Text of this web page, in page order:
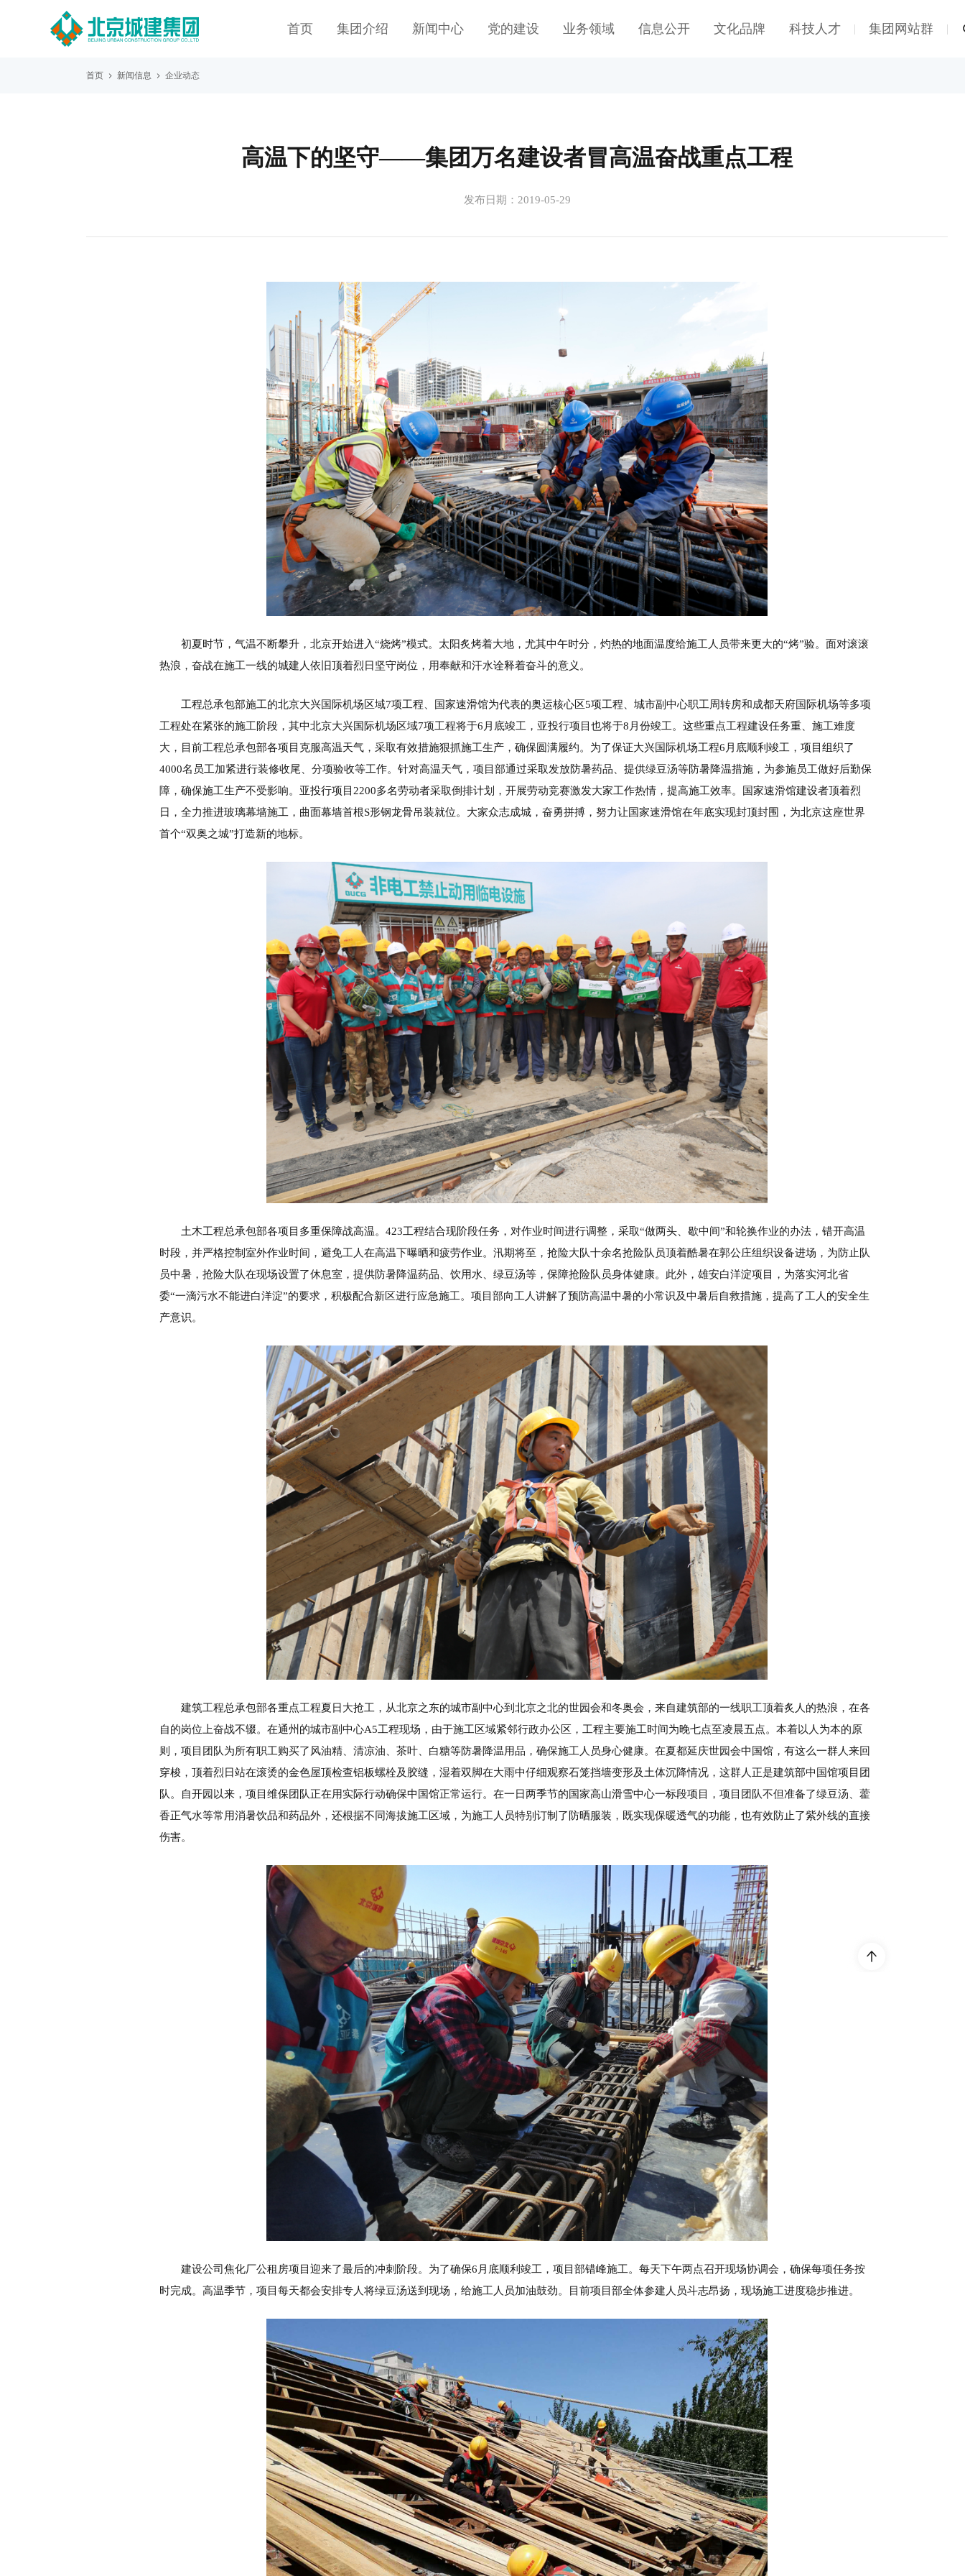
首页 集团介绍 新闻中心 党的建设 业务领域 信息公开 文化品牌 科技人才 | 集团网站群 |
首页 新闻信息 企业动态
高温下的坚守——集团万名建设者冒高温奋战重点工程
发布日期：2019-05-29
初夏时节，气温不断攀升，北京开始进入“烧烤”模式。太阳炙烤着大地，尤其中午时分，灼热的地面温度给施工人员带来更大的“烤”验。面对滚滚
热浪，奋战在施工一线的城建人依旧顶着烈日坚守岗位，用奉献和汗水诠释着奋斗的意义。
工程总承包部施工的北京大兴国际机场区域7项工程、国家速滑馆为代表的奥运核心区5项工程、城市副中心职工周转房和成都天府国际机场等多项
工程处在紧张的施工阶段，其中北京大兴国际机场区域7项工程将于6月底竣工，亚投行项目也将于8月份竣工。这些重点工程建设任务重、施工难度
大，目前工程总承包部各项目克服高温天气，采取有效措施狠抓施工生产，确保圆满履约。为了保证大兴国际机场工程6月底顺利竣工，项目组织了
4000名员工加紧进行装修收尾、分项验收等工作。针对高温天气，项目部通过采取发放防暑药品、提供绿豆汤等防暑降温措施，为参施员工做好后勤保
障，确保施工生产不受影响。亚投行项目2200多名劳动者采取倒排计划，开展劳动竞赛激发大家工作热情，提高施工效率。国家速滑馆建设者顶着烈
日，全力推进玻璃幕墙施工，曲面幕墙首根S形钢龙骨吊装就位。大家众志成城，奋勇拼搏，努力让国家速滑馆在年底实现封顶封围，为北京这座世界
首个“双奥之城”打造新的地标。
土木工程总承包部各项目多重保障战高温。423工程结合现阶段任务，对作业时间进行调整，采取“做两头、歇中间”和轮换作业的办法，错开高温
时段，并严格控制室外作业时间，避免工人在高温下曝晒和疲劳作业。汛期将至，抢险大队十余名抢险队员顶着酷暑在郭公庄组织设备进场，为防止队
员中暑，抢险大队在现场设置了休息室，提供防暑降温药品、饮用水、绿豆汤等，保障抢险队员身体健康。此外，雄安白洋淀项目，为落实河北省
委“一滴污水不能进白洋淀”的要求，积极配合新区进行应急施工。项目部向工人讲解了预防高温中暑的小常识及中暑后自救措施，提高了工人的安全生
产意识。
建筑工程总承包部各重点工程夏日大抢工，从北京之东的城市副中心到北京之北的世园会和冬奥会，来自建筑部的一线职工顶着炙人的热浪，在各
自的岗位上奋战不辍。在通州的城市副中心A5工程现场，由于施工区域紧邻行政办公区，工程主要施工时间为晚七点至凌晨五点。本着以人为本的原
则，项目团队为所有职工购买了风油精、清凉油、茶叶、白糖等防暑降温用品，确保施工人员身心健康。在夏都延庆世园会中国馆，有这么一群人来回
穿梭，顶着烈日站在滚烫的金色屋顶检查铝板螺栓及胶缝，湿着双脚在大雨中仔细观察石笼挡墙变形及土体沉降情况，这群人正是建筑部中国馆项目团
队。自开园以来，项目维保团队正在用实际行动确保中国馆正常运行。在一日两季节的国家高山滑雪中心一标段项目，项目团队不但准备了绿豆汤、藿
香正气水等常用消暑饮品和药品外，还根据不同海拔施工区域，为施工人员特别订制了防晒服装，既实现保暖透气的功能，也有效防止了紫外线的直接
伤害。
建设公司焦化厂公租房项目迎来了最后的冲刺阶段。为了确保6月底顺利竣工，项目部错峰施工。每天下午两点召开现场协调会，确保每项任务按
时完成。高温季节，项目每天都会安排专人将绿豆汤送到现场，给施工人员加油鼓劲。目前项目部全体参建人员斗志昂扬，现场施工进度稳步推进。